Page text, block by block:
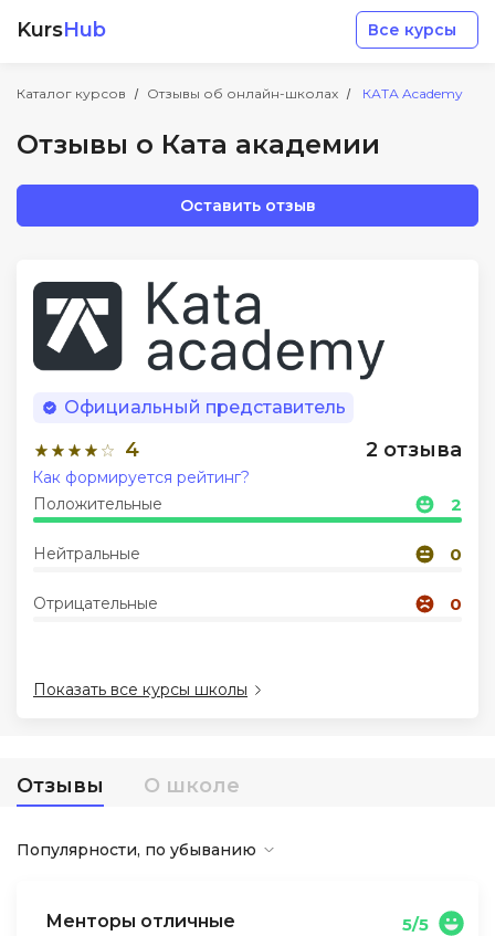
KursHub Все курсы
Каталог курсов Отзывы об онлайн-школах КАТА Academy
Отзывы о Ката академии
Оставить отзыв
Официальный представитель
4 2 отзыва
Положительные 2
Нейтральные 0
Отрицательные 0
Как формируется рейтинг?
Показать все курсы школы
Отзывы О школе
Популярности, по убыванию
Менторы отличные
5/5
Маркетинг
Дизайн
Аналитика
Менеджмент
Иностранные языки
Soft Skills
Акции и промокоды